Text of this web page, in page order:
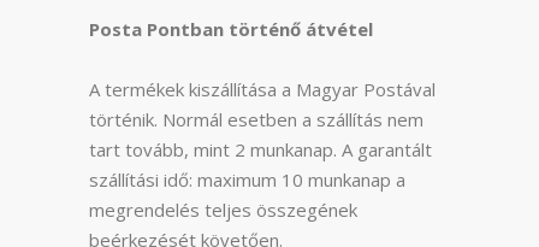
Posta Pontban történő átvétel
A termékek kiszállítása a Magyar Postával
történik. Normál esetben a szállítás nem
tart tovább, mint 2 munkanap. A garantált
szállítási idő: maximum 10 munkanap a
megrendelés teljes összegének
beérkezését követően.